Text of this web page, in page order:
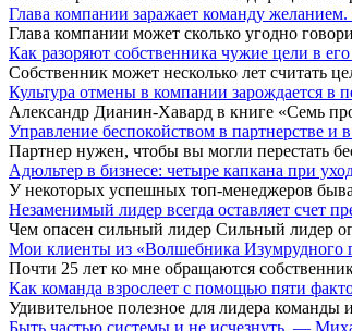
Глава компании заражает команду
Глава компании может сколько угодно
Как разоряют собственника чужие цели в
Собственник может несколько лет считать
Культура отмены в компании зарождается
Александр Дианин-Хавард в книге «Семь
Управление беспокойством в партнерстве
Партнер нужен, чтобы вы могли перестать
Адюльтер в бизнесе: четыре капкана при
У некоторых успешных топ-менеджеров
Незаменимый лидер всегда оставляет счет
Чем опасен сильный лидер Сильный лидер
Мои клиенты из «Волшебника Изумрудного
Почти 25 лет ко мне обращаются
Как команда взрослеет с помощью пяти
Удивительное полезное для лидера команды
Быть частью системы и не исчезнуть. —